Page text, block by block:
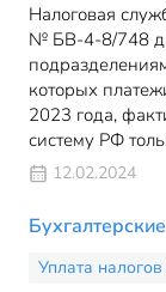
Налоговая
№ БВ-4-8/748
которых
2023 года,
систему РФ
12.02.2024
Уплата